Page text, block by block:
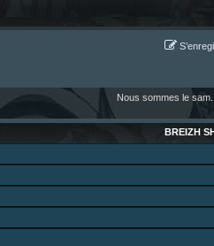
Nous sommes le
BREIZH